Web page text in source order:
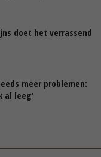
doet het verrassend
meer problemen:
al leeg’